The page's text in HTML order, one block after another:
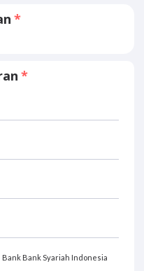
Bank Bank Syariah Indonesia